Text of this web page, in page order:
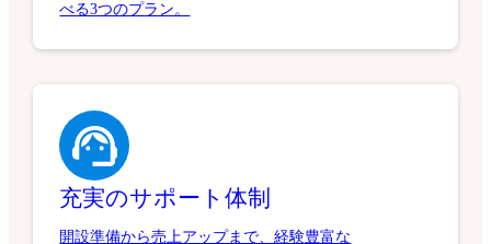
べる3つのプラン。
充実のサポート体制
開設準備から売上アップまで、経験豊富な